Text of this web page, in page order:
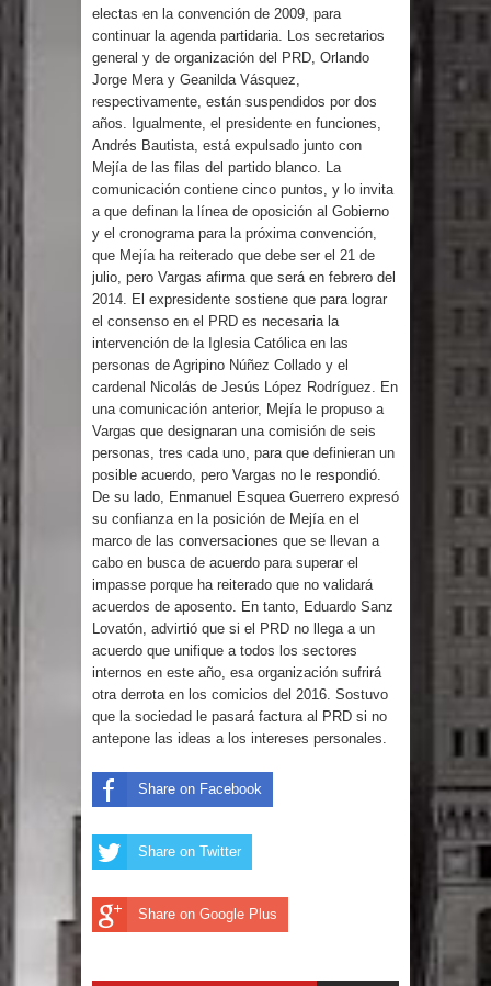
Humala queda en libertad tras la
anulación de condena de 15 años por
lavado
DIGEIG y Liga Municipal Dominicana
impulsan nuevas metas de
transparencia a través SISMAP
municipal
La Fiscalía de Bolivia ordena la
detención del expresidente Evo
Morales
Calor extremo para este jueves en
gran parte del territorio nacional
Miles de marroquíes cruzan la
frontera en masa para entrar a
España
TC declara inconstitucional decreto
sobre horarios de venta de alcohol
vigente desde 2006 y exige ley del
Congreso
supervisa obra relleno sanitario y se
electas en la convención de 2009, para
continuar la agenda partidaria. Los secretarios
general y de organización del PRD, Orlando
Jorge Mera y Geanilda Vásquez,
respectivamente, están suspendidos por dos
años. Igualmente, el presidente en funciones,
Andrés Bautista, está expulsado junto con
Mejía de las filas del partido blanco. La
comunicación contiene cinco puntos, y lo invita
a que definan la línea de oposición al Gobierno
y el cronograma para la próxima convención,
que Mejía ha reiterado que debe ser el 21 de
julio, pero Vargas afirma que será en febrero del
2014. El expresidente sostiene que para lograr
el consenso en el PRD es necesaria la
intervención de la Iglesia Católica en las
personas de Agripino Núñez Collado y el
cardenal Nicolás de Jesús López Rodríguez. En
una comunicación anterior, Mejía le propuso a
Vargas que designaran una comisión de seis
personas, tres cada uno, para que definieran un
posible acuerdo, pero Vargas no le respondió.
De su lado, Enmanuel Esquea Guerrero expresó
su confianza en la posición de Mejía en el
marco de las conversaciones que se llevan a
cabo en busca de acuerdo para superar el
impasse porque ha reiterado que no validará
acuerdos de aposento. En tanto, Eduardo Sanz
Lovatón, advirtió que si el PRD no llega a un
acuerdo que unifique a todos los sectores
internos en este año, esa organización sufrirá
otra derrota en los comicios del 2016. Sostuvo
que la sociedad le pasará factura al PRD si no
antepone las ideas a los intereses personales.
Share on Facebook
Share on Twitter
Share on Google Plus